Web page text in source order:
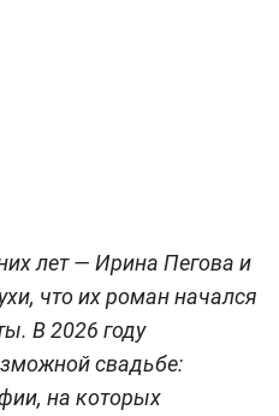
лет — Ирина Пегова и
что их роман начался
В 2026 году
свадьбе:
на которых